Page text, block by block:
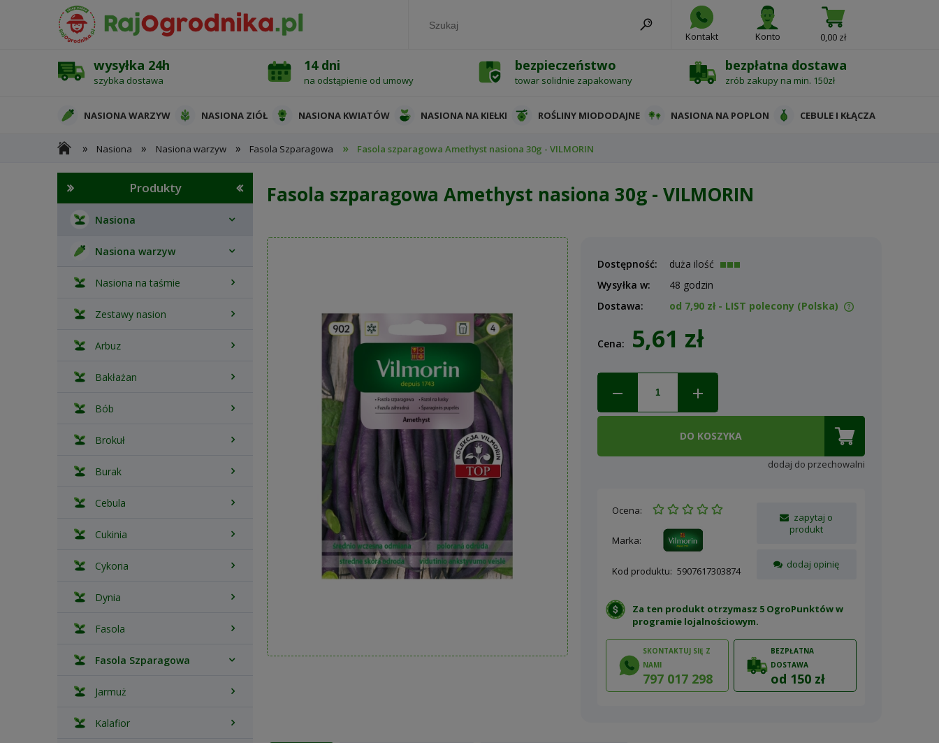
Kontakt Konto 0,00 zł
wysyłka 24h
szybka dostawa
14 dni
na odstąpienie od umowy
bezpieczeństwo
towar solidnie zapakowany
bezpłatna dostawa
zrób zakupy na min. 150zł
NASIONA WARZYW NASIONA ZIÓŁ NASIONA KWIATÓW NASIONA NA KIEŁKI ROŚLINY MIODODAJNE NASIONA NA POPLON CEBULE I KŁĄCZA
OCHRONA ROŚLIN
» Nasiona » Nasiona warzyw » Fasola Szparagowa » Fasola szparagowa Amethyst nasiona 30g - VILMORIN
Produkty
Nasiona
Nasiona warzyw
Nasiona na taśmie
Zestawy nasion
Arbuz
Bakłażan
Bób
Brokuł
Burak
Cebula
Cukinia
Cykoria
Dynia
Fasola
Fasola Szparagowa
Jarmuż
Kalafior
Fasola szparagowa Amethyst nasiona 30g - VILMORIN
Dostępność:
duża ilość
Wysyłka w:
48 godzin
Dostawa:
od 7,90 zł - LIST polecony (Polska)
Cena nie zawiera ewentualnych
kosztów płatności
Cena: 5,61 zł
DO KOSZYKA
dodaj do przechowalni
Ocena:
Marka:
Kod produktu: 5907617303874
zapytaj o
produkt
dodaj opinię
Za ten produkt otrzymasz 5 OgroPunktów w
programie lojalnościowym.
SKONTAKTUJ SIĘ Z
NAMI
797 017 298
BEZPŁATNA
DOSTAWA
od 150 zł